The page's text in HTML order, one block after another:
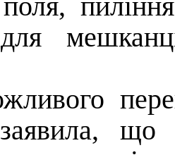
що